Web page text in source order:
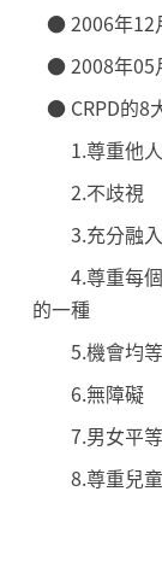
● 2006年12
● 2008年05
● CRPD的8
1.尊重他人
2.不歧視
3.充分融
4.尊重每個
的一種
5.機會均等
6.無障礙
7.男女平等
8.尊重兒童